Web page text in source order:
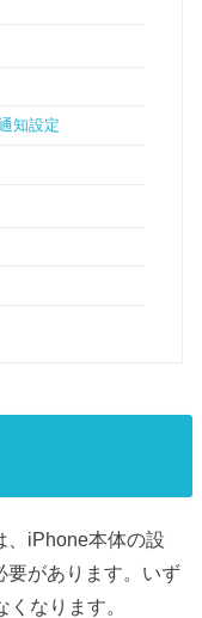
知設定
、iPhone本体の設
要があります。いず
なります。